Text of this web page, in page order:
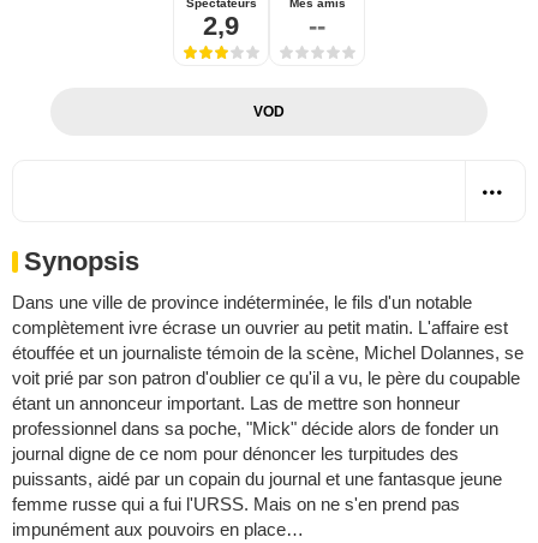
Spectateurs
2,9
Mes amis
--
VOD
Synopsis
Dans une ville de province indéterminée, le fils d'un notable
complètement ivre écrase un ouvrier au petit matin. L'affaire est
étouffée et un journaliste témoin de la scène, Michel Dolannes, se
voit prié par son patron d'oublier ce qu'il a vu, le père du coupable
étant un annonceur important. Las de mettre son honneur
professionnel dans sa poche, "Mick" décide alors de fonder un
journal digne de ce nom pour dénoncer les turpitudes des
puissants, aidé par un copain du journal et une fantasque jeune
femme russe qui a fui l'URSS. Mais on ne s'en prend pas
impunément aux pouvoirs en place…